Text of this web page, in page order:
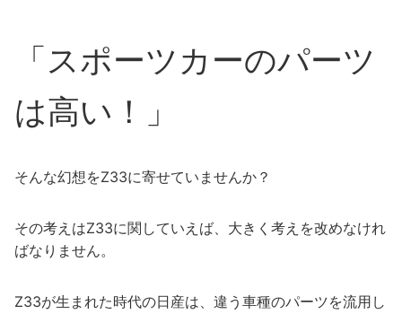
「スポーツカーのパーツ
は高い！」
そんな幻想をZ33に寄せていませんか？
その考えはZ33に関していえば、大きく考えを改めなけれ
ばなりません。
Z33が生まれた時代の日産は、違う車種のパーツを流用し